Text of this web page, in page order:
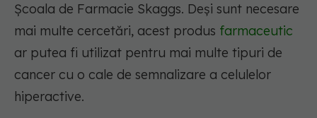
Școala de Farmacie Skaggs. Deși sunt necesare
mai multe cercetări, acest produs farmaceutic
ar putea fi utilizat pentru mai multe tipuri de
cancer cu o cale de semnalizare a celulelor
hiperactive.